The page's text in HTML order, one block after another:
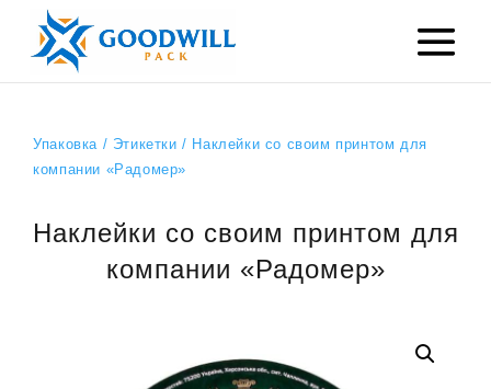
Упаковка/ Этикетки / Наклейки со своим принтом для
компании «Радомер»
Наклейки со своим принтом для
компании «Радомер»